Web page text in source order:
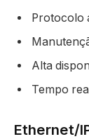
Protocolo
Alta
Tempo
Ethernet/